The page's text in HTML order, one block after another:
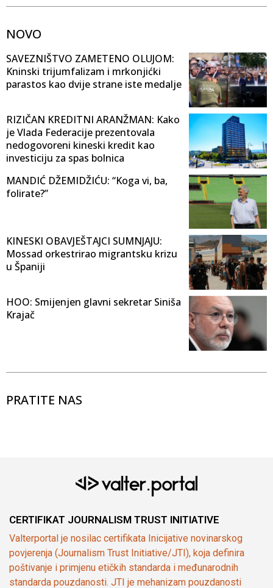
NOVO
SAVEZNIŠTVO ZAMETENO OLUJOM:
Kninski trijumfalizam i mrkonjićki
parastos kao dvije strane iste medalje
RIZIČAN KREDITNI ARANŽMAN: Kako
je Vlada Federacije prezentovala
nedogovoreni kineski kredit kao
investiciju za spas bolnica
MANDIĆ DŽEMIDŽIĆU: “Koga vi, ba,
folirate?”
KINESKI OBAVJEŠTAJCI SUMNJAJU:
Mossad orkestrirao migrantsku krizu
u Španiji
HOO: Smijenjen glavni sekretar Siniša
Krajač
PRATITE NAS
CERTIFIKAT JOURNALISM TRUST INITIATIVE
Valterportal je nosilac certifikata Inicijative novinarskog
povjerenja (Journalism Trust Initiative/JTI), koja definira
poštivanje i primjenu etičkih standarda i međunarodnih
standarda pouzdanosti. JTI je mehanizam pouzdanosti